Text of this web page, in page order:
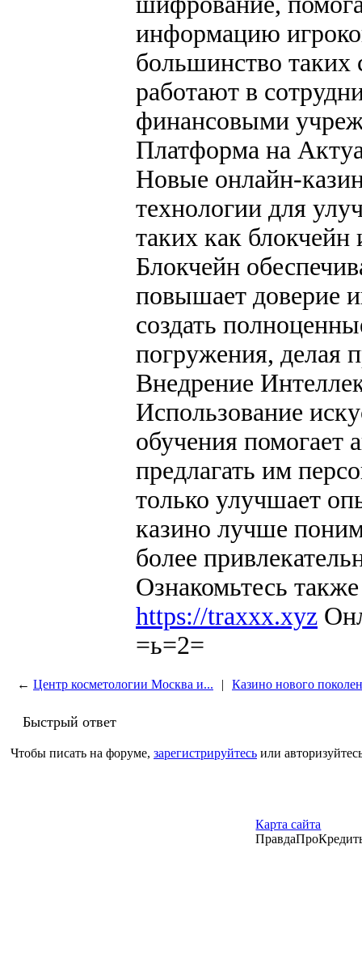
информацию
большинство таких
работают в
финансовыми
Платформа на
Новые онлайн-
технологии для
таких как блокчейн
Блокчейн
повышает доверие
создать
погружения, делая
Внедрение
Использование
обучения помогает
предлагать им
только улучшает
казино лучше
более
Ознакомьтесь
https://traxxx.xyz
=ь=2=
← Центр косметологии Москва и... | Казино нового
Быстрый ответ
Чтобы писать на форуме, зарегистрируйтесь или
Карта сайта